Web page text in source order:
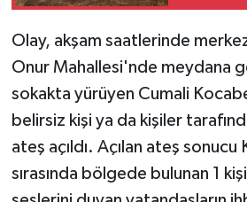
Olay, akşam saatlerinde
Onur Mahallesi'nde meydana
sokakta yürüyen Cumali
belirsiz kişi ya da kişiler
ateş açıldı. Açılan ateş
sırasında bölgede bulunan 1